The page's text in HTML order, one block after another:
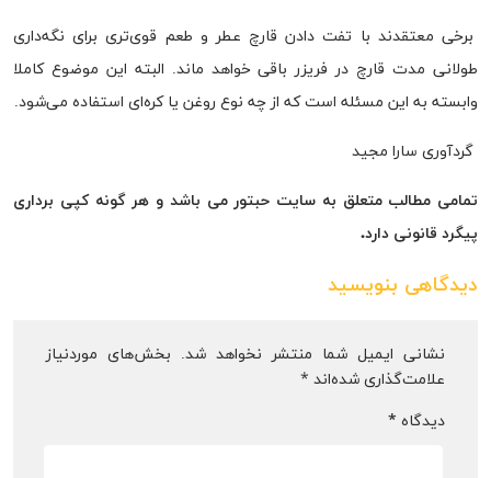
برخی معتقدند با تفت دادن قارچ‌ عطر و طعم قوی‌تری برای نگه‌داری
طولانی مدت قارچ در فریزر باقی خواهد ماند. البته این موضوع کاملا
وابسته به این مسئله است که از چه نوع روغن یا کره‌ای استفاده می‌شود.
گردآوری سارا مجید
تمامی مطالب متعلق به سایت حبتور می باشد و هر گونه کپی برداری
پیگرد قانونی دارد.
دیدگاهی بنویسید
نشانی ایمیل شما منتشر نخواهد شد. بخش‌های موردنیاز
علامت‌گذاری شده‌اند *
دیدگاه *